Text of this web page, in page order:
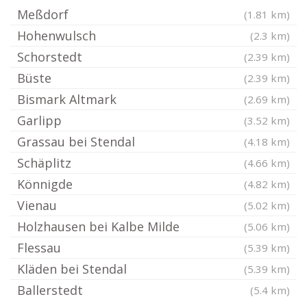
Meßdorf (1.81 km)
Hohenwulsch (2.3 km)
Schorstedt (2.39 km)
Büste (2.39 km)
Bismark Altmark (2.69 km)
Garlipp (3.52 km)
Grassau bei Stendal (4.18 km)
Schäplitz (4.66 km)
Könnigde (4.82 km)
Vienau (5.02 km)
Holzhausen bei Kalbe Milde (5.06 km)
Flessau (5.39 km)
Kläden bei Stendal (5.39 km)
Ballerstedt (5.4 km)